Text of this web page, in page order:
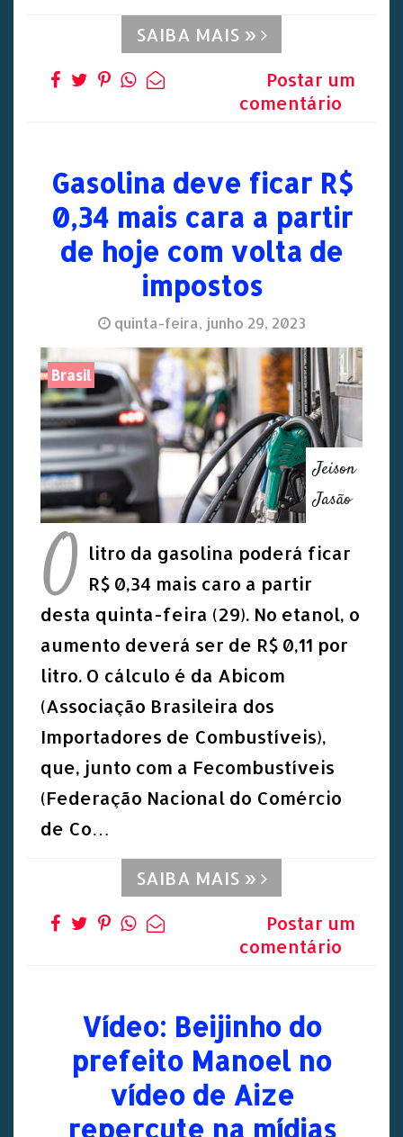
SAIBA MAIS »
Postar um
comentário
Gasolina deve ficar R$
0,34 mais cara a partir
de hoje com volta de
impostos
quinta-feira, junho 29, 2023
Brasil
Jeison
Jasão
O litro da gasolina poderá ficar
R$ 0,34 mais caro a partir
desta quinta-feira (29). No etanol, o
aumento deverá ser de R$ 0,11 por
litro. O cálculo é da Abicom
(Associação Brasileira dos
Importadores de Combustíveis),
que, junto com a Fecombustíveis
(Federação Nacional do Comércio
de Co…
SAIBA MAIS »
Postar um
comentário
Vídeo: Beijinho do
prefeito Manoel no
vídeo de Aize
repercute na mídias